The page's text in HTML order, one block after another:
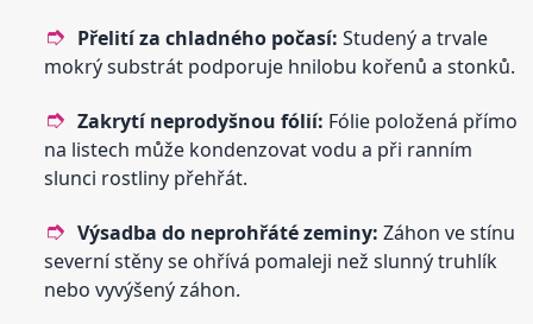
Přelití za chladného počasí: Studený a trvale
mokrý substrát podporuje hnilobu kořenů a stonků.
Zakrytí neprodyšnou fólií: Fólie položená přímo
na listech může kondenzovat vodu a při ranním
slunci rostliny přehřát.
Výsadba do neprohřáté zeminy: Záhon ve stínu
severní stěny se ohřívá pomaleji než slunný truhlík
nebo vyvýšený záhon.